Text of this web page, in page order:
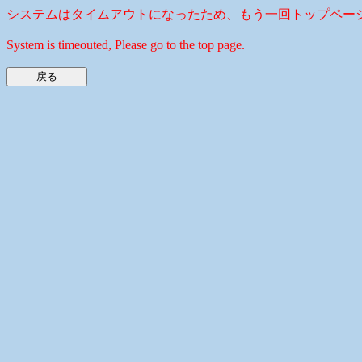
システムはタイムアウトになったため、もう一回トップペー
System is timeouted, Please go to the top page.